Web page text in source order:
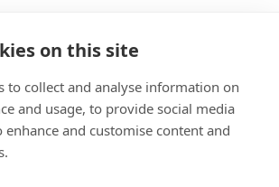
on this site
to collect and analyse information on
and usage, to provide social media
enhance and customise content and